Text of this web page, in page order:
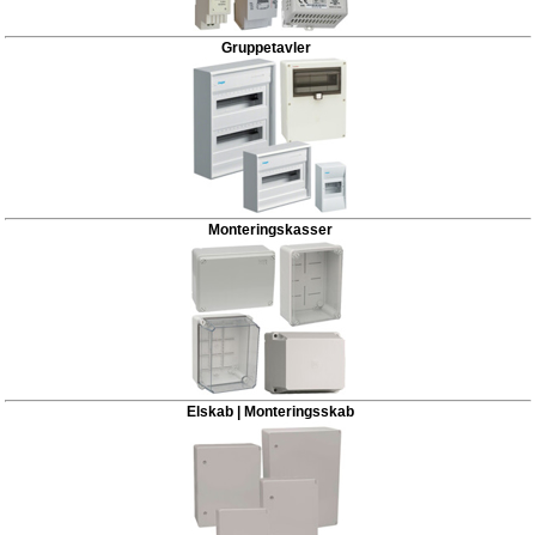
Gruppetavler
Monteringskasser
Elskab | Monteringsskab